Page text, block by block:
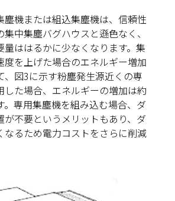
塵機または組込集塵機は、信頼性
中集塵バグハウスと遜色なく、
量ははるかに少なくなります。集
度を上げた場合のエネルギー増加
図3に示す粉塵発生源近くの専
した場合、エネルギーの増加は約
。専用集塵機を組み込む場合、ダ
が不要というメリットもあり、ダ
なるため電力コストをさらに削減